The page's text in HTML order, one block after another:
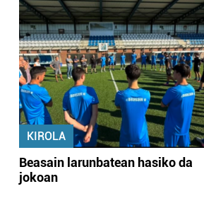
KIROLA
Beasain larunbatean hasiko da
jokoan